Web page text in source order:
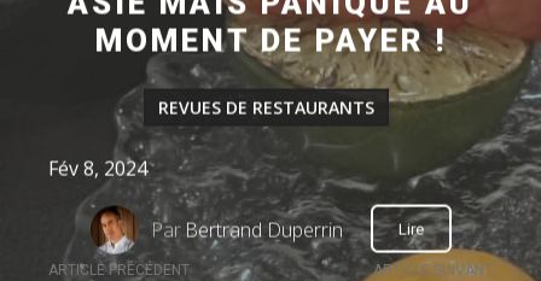
ARTICLE PRÉCÉDENT ARTICLE SUIVANT
MOMENT DE PAYER !
REVUES DE RESTAURANTS
Fév 8, 2024
Par Bertrand Duperrin Lire